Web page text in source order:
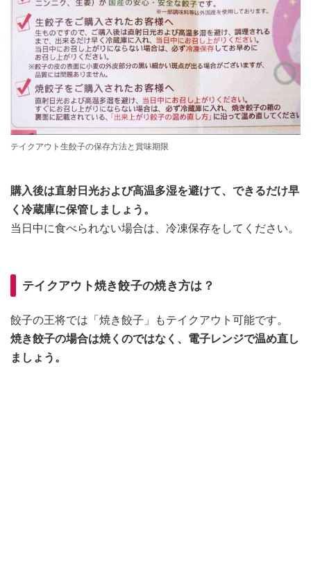
テイクアウト生餃子の保存方法と賞味期限
購入後は直射日光および高温多湿を避けて、できるだけ早
く冷蔵庫に保管しましょう。
当日中に食べられない場合は、冷凍保存をしてください。
テイクアウト焼き餃子の焼き方は？
餃子の王将では「焼き餃子」もテイクアウト可能です。
焼き餃子の場合は焼くのではなく、電子レンジで温め直し
ましょう。